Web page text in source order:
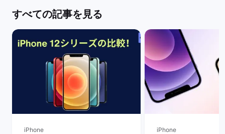
すべての記事を見る
iPhone iPhone